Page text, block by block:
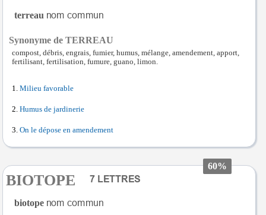
terreau
Synonyme de TERREAU
compost, débris, engrais, fumier, humus, mélange, amendement, apport,
fertilisant, fertilisation, fumure, guano, limon.
Milieu favorable
Humus de jardinerie
On le dépose en amendement
60%
BIOTOPE
biotope